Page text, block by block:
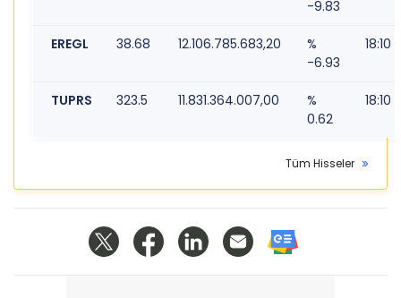
-9.83
EREGL 38.68 12.106.785.683,20
%
-6.93
18:10
TUPRS 323.5 11.831.364.007,00
%
0.62
18:10
Tüm Hisseler